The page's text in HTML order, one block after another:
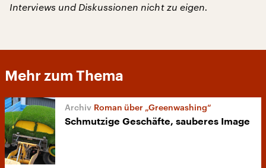
Interviews und Diskussionen nicht zu eigen.
Mehr zum Thema
Roman über „Greenwashing“
Schmutzige Geschäfte, sauberes Image